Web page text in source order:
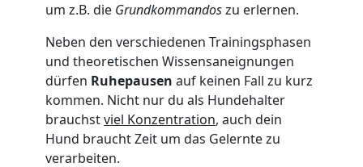
um z.B. die Grundkommandoszu erlernen.
Neben den verschiedenen Trainingsphasen
und theoretischen Wissensaneignungen
dürfen Ruhepausen auf keinen Fall zu kurz
kommen. Nicht nur du als Hundehalter
brauchstviel Konzentration, auch dein
Hund braucht Zeit um das Gelernte zu
verarbeiten.